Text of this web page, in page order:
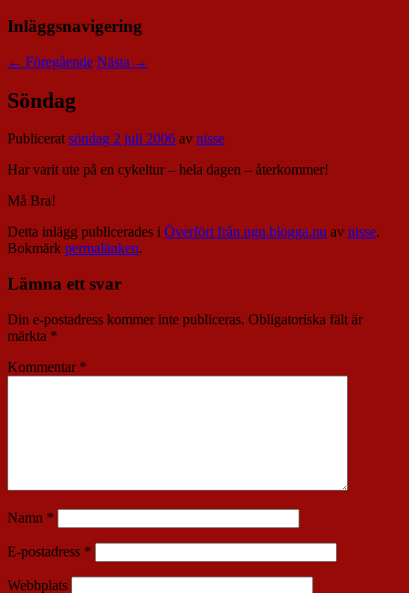
Inläggsnavigering
← Föregående Nästa →
Söndag
Publiceratsöndag 2 juli 2006 av nisse
Har varit ute på en cykeltur – hela dagen – återkommer!
Må Bra!
Detta inlägg publicerades i Överfört från ngn.blogga.nu av nisse.
Bokmärk permalänken.
Lämna ett svar
Din e-postadress kommer inte publiceras. Obligatoriska fält är
märkta *
Kommentar *
Namn *
E-postadress *
Webbplats